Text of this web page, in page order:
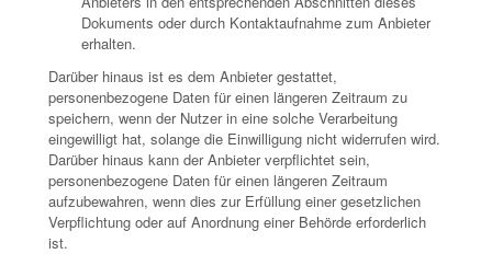
Dokuments oder durch Kontaktaufnahme zum Anbieter
erhalten.
Darüber hinaus ist es dem Anbieter gestattet,
personenbezogene Daten für einen längeren Zeitraum zu
speichern, wenn der Nutzer in eine solche Verarbeitung
eingewilligt hat, solange die Einwilligung nicht widerrufen wird.
Darüber hinaus kann der Anbieter verpflichtet sein,
personenbezogene Daten für einen längeren Zeitraum
aufzubewahren, wenn dies zur Erfüllung einer gesetzlichen
Verpflichtung oder auf Anordnung einer Behörde erforderlich
ist.